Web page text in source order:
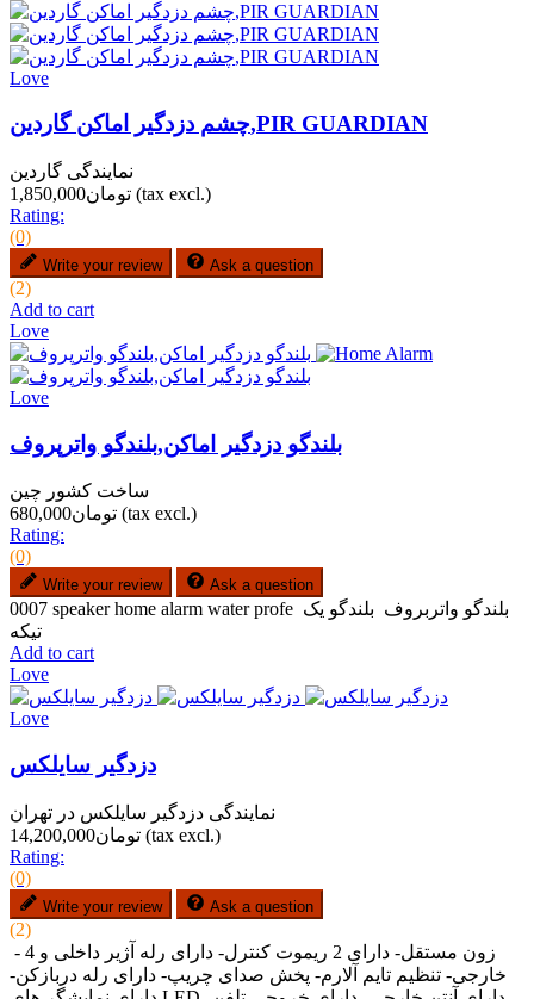
Love
چشم دزدگیر اماکن گاردین,PIR GUARDIAN
نمایندگی گاردین
تومان1,850,000 (tax excl.)
Rating:
(0)
Write your review Ask a question
(2)
Add to cart
Love
Love
بلندگو دزدگیر اماکن,بلندگو واترپروف
ساخت کشور چین
تومان680,000 (tax excl.)
Rating:
(0)
Write your review Ask a question
0007 speaker home alarm water profe بلندگو واتربروف بلندگو یک
تیکه
Add to cart
Love
Love
دزدگیر سایلکس
نمایندگی دزدگیر سایلکس در تهران
تومان14,200,000 (tax excl.)
Rating:
(0)
Write your review Ask a question
(2)
- 4 زون مستقل- دارای 2 ریموت کنترل- دارای رله آژیر داخلی و
خارجی- تنظیم تایم آلارم- پخش صدای چریپ- دارای رله دربازکن-